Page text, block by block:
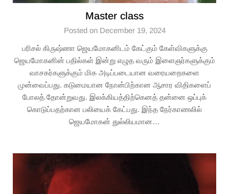
Master class
Posted on December 19, 2024
பரிசல் கிருஷ்ணா ஜெயமோகனிடம் கேட்கும் கேள்விகளுக்கு
ஜெயமோகனின் பதில்கள் இன்று எழுத வரும் இளைஞர்களுக்கும்
வாசகர்களுக்கும் மிக அடிப்படையான வரையறைகளை
முன்வைப்பது. கடுமையான நோன்பிற்கான ஆசார விதிகளைப்
போலத் தோன்றுவது. இலக்கியத்திற்கெனத் தன்னை ஒப்புக்
கொடுப்பதற்கான பலியைக் கேட்பது. இந்த நேர்காணலில்
ஜெயமோகன் துல்லியமான…